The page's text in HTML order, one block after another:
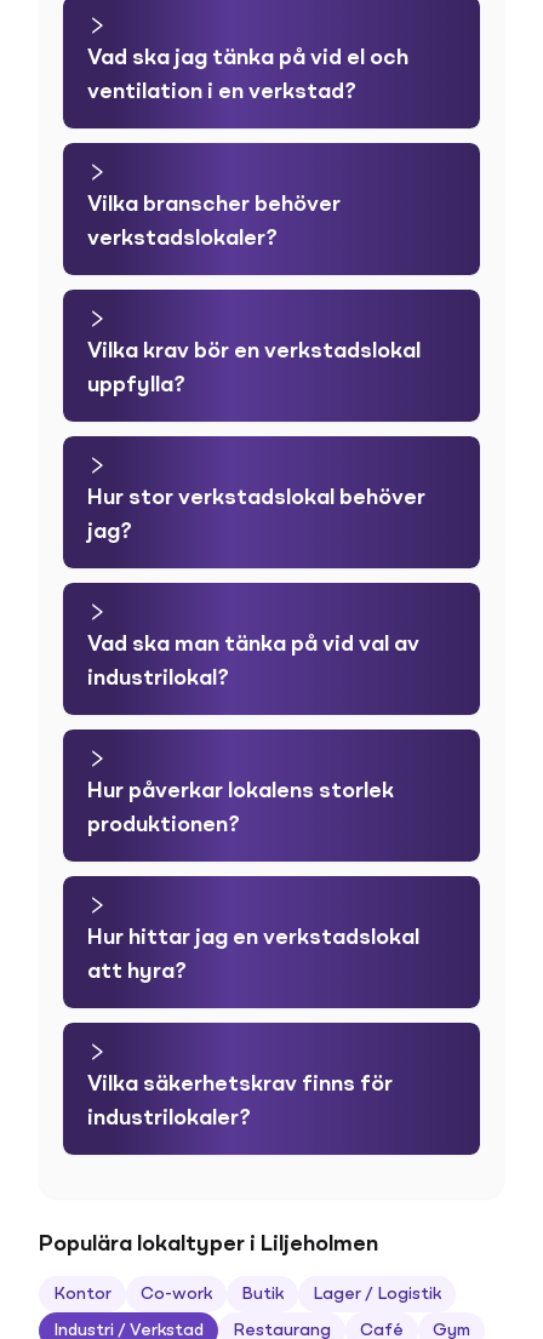
Vad ska jag tänka på vid el och
ventilation i en verkstad?
Vilka branscher behöver
verkstadslokaler?
Vilka krav bör en verkstadslokal
uppfylla?
Hur stor verkstadslokal behöver
jag?
Vad ska man tänka på vid val av
industrilokal?
Hur påverkar lokalens storlek
produktionen?
Hur hittar jag en verkstadslokal
att hyra?
Vilka säkerhetskrav finns för
industrilokaler?
Populära lokaltyper i Liljeholmen
Kontor Co-work Butik Lager / Logistik
Industri / Verkstad Restaurang Café Gym